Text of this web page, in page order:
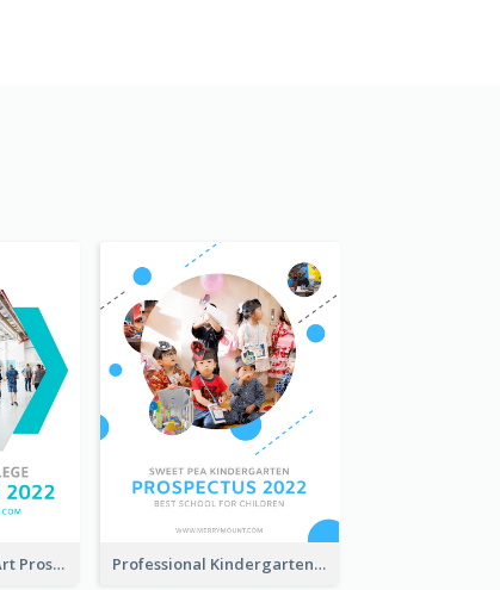
Modern School Of Art Prospectus Professional Kindergarten Prospectus